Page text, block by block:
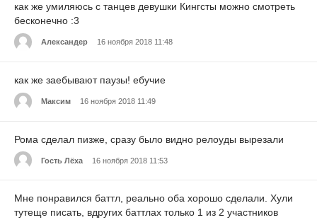
как же умиляюсь с танцев девушки Кингсты можно смотреть
бесконечно :3
Александер 16 ноября 2018 11:48
как же заебывают паузы! ебучие
Максим 16 ноября 2018 11:49
Рома сделал пизже, сразу было видно релоуды вырезали
Гость Лёха 16 ноября 2018 11:53
Мне понравился баттл, реально оба хорошо сделали. Хули
тутеще писать, вдругих баттлах только 1 из 2 участников